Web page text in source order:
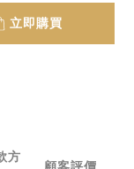
立即購買
方
顧客評價